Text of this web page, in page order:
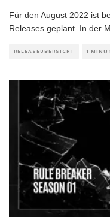
Für den August 2022 ist
Releases geplant. In der
RELEASEÜBERSICHT 1